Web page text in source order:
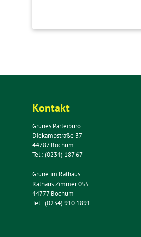
Kontakt
Grünes Parteibüro
Diekampstraße 37
44787 Bochum
Tel.: (0234) 187 67
Grüne im Rathaus
Rathaus Zimmer 055
44777 Bochum
Tel.: (0234) 910 1891